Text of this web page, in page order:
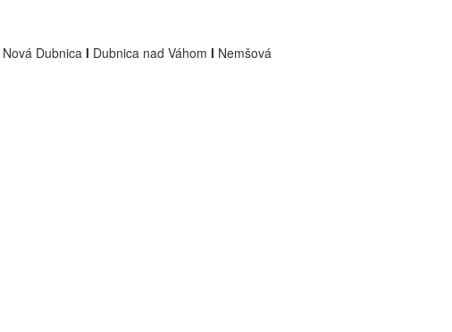
Nová Dubnica I Dubnica nad Váhom I Nemšová